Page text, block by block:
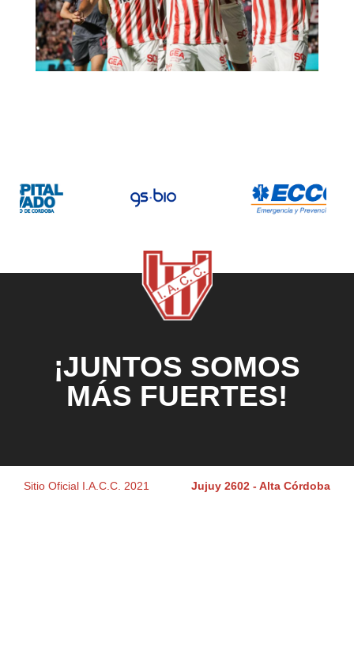
¡JUNTOS SOMOS
MÁS FUERTES!
Sitio Oficial I.A.C.C. 2021 Jujuy 2602 - Alta Córdoba